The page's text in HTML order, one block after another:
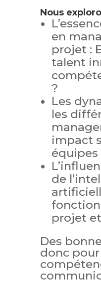
Nous
en
projet :
talent
?
Les
les
impact
équipes
de
projet
Des
donc